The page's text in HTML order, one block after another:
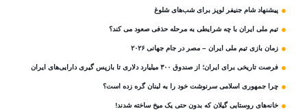
پیشنهاد شام جنیفر لوپز برای شب‌های شلوغ
تیم ملی ایران با چه شرایطی به مرحله حذفی صعود می کند؟
زمان بازی تیم ملی ایران – مصر در جام جهانی ۲۰۲۶
فرصت تاریخی برای ایران؛ از صندوق ۳۰۰ میلیارد دلاری تا بازپس گیری دارایی‌های ایران
چرا جمهوری اسلامی سرنوشت خود را به لبنان گره زده است؟
خانه‌های روستایی گیلان که بدون حتی یک میخ ساخته شدند!